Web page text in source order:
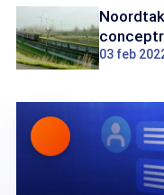
03 feb